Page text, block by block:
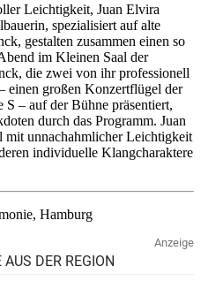
Leichtigkeit, Juan Elvira
spezialisiert auf alte
gestalten zusammen einen so
im Kleinen Saal der
die zwei von ihr professionell
einen großen Konzertflügel der
– auf der Bühne präsentiert,
durch das Programm. Juan
mit unnachahmlicher Leichtigkeit
individuelle Klangcharaktere
Hamburg